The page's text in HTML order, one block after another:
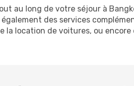
au long de votre séjour à
des services
location de voitures, ou